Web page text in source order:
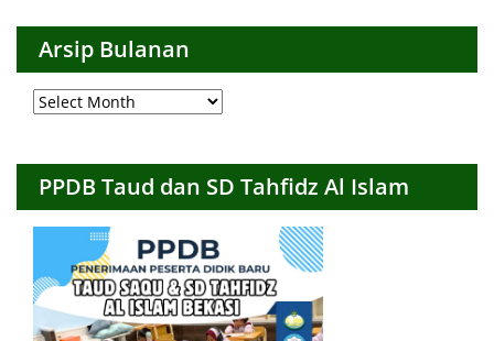
Arsip Bulanan
Arsip
Bulanan
PPDB Taud dan SD Tahfidz Al Islam